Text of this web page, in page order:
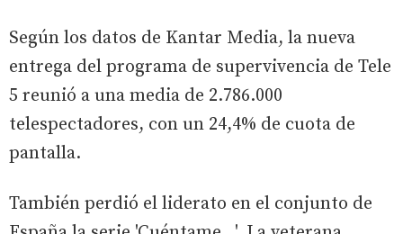
Según los datos de Kantar Media, la nueva
entrega del programa de supervivencia de Tele
5 reunió a una media de 2.786.000
telespectadores, con un 24,4% de cuota de
pantalla.
También perdió el liderato en el conjunto de